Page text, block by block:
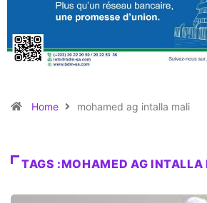
Home mohamed ag intalla mali
TAGS :MOHAMED AG INTALLA